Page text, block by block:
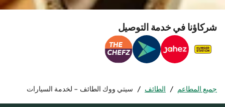
شركاؤنا في خدمة التوصيل
جميع المطاعم / الطائف / سيتي ووك الطائف - لخدمة السيارات